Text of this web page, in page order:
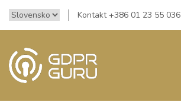
Kontakt +386 01 23 55 036